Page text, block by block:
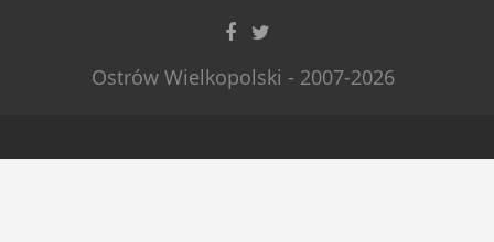
Ostrów Wielkopolski - 2007-2026